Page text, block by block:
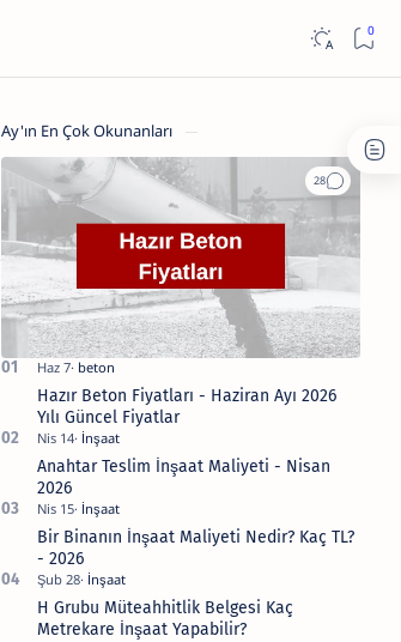
Ay'ın En Çok Okunanları
Hazır Beton Fiyatları - Haziran Ayı 2026
Yılı Güncel Fiyatlar
Anahtar Teslim İnşaat Maliyeti - Nisan
2026
Bir Binanın İnşaat Maliyeti Nedir? Kaç TL?
- 2026
H Grubu Müteahhitlik Belgesi Kaç
Metrekare İnşaat Yapabilir?